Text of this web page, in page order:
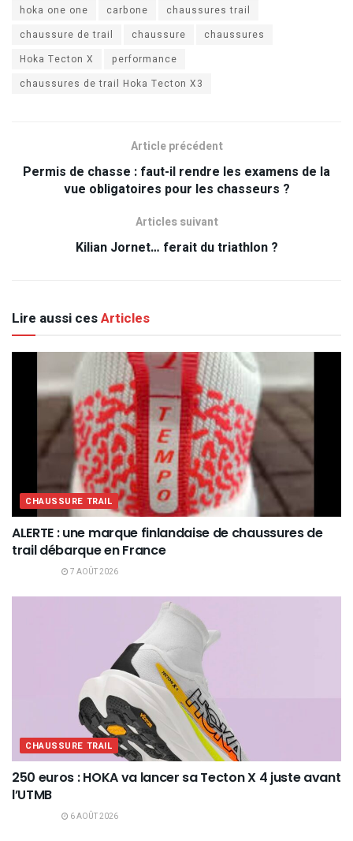
hoka one one
carbone
chaussures trail
chaussure de trail
chaussure
chaussures
Hoka Tecton X
performance
chaussures de trail Hoka Tecton X3
Article précédent
Permis de chasse : faut-il rendre les examens de la
vue obligatoires pour les chasseurs ?
Articles suivant
Kilian Jornet… ferait du triathlon ?
Lire aussi cesArticles
CHAUSSURE TRAIL
ALERTE : une marque finlandaise de chaussures de
trail débarque en France
7 AOÛT 2026
CHAUSSURE TRAIL
250 euros : HOKA va lancer sa Tecton X 4 juste avant
l’UTMB
6 AOÛT 2026